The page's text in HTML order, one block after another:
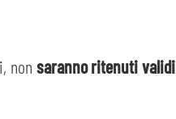
non saranno ritenutivalidi